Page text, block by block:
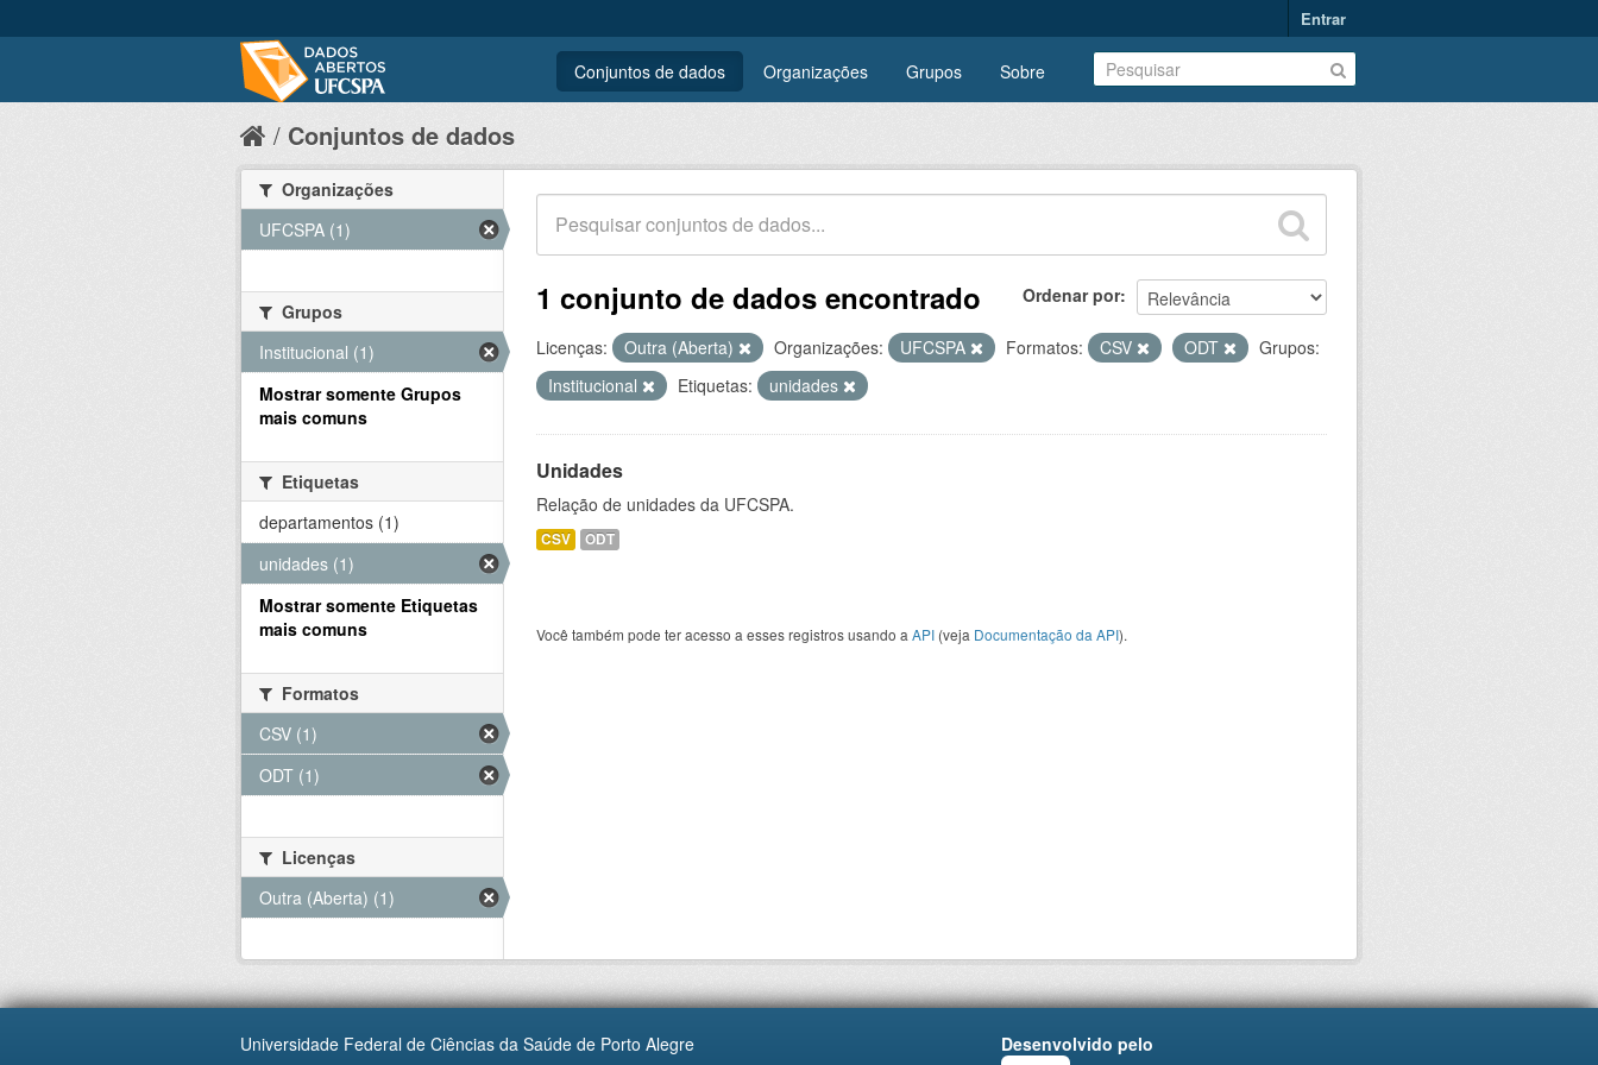
Entrar
Conjuntos de dados Organizações Grupos Sobre
Conjuntos de dados
Ordenar por
1 conjunto de dados encontrado
Licenças: Outra (Aberta) Organizações: UFCSPA Formatos: CSV ODT
Grupos:
Institucional
Etiquetas: unidades
Unidades
Relação de unidades da UFCSPA.
CSV ODT
Você também pode ter acesso a esses registros usando a API (veja Documentação da API).
Organizações
UFCSPA (1)
Grupos
Institucional (1)
Mostrar somente Grupos
mais comuns
Etiquetas
departamentos (1)
unidades (1)
Mostrar somente Etiquetas
mais comuns
Formatos
CSV (1)
ODT (1)
Licenças
Outra (Aberta) (1)
Universidade Federal de Ciências da Saúde de Porto Alegre
Desenvolvido pelo